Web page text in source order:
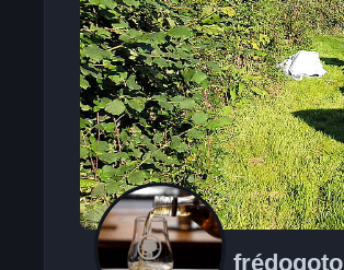
frédogoto